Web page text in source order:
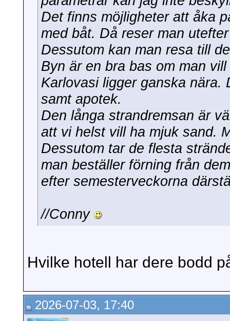
Det finns möjligheter att åka
med båt. Då reser man
Dessutom kan man resa till
Byn är en bra bas om man
Karlovasi ligger ganska
samt apotek.
Den långa strandremsan är
att vi helst vill ha mjuk sand.
Dessutom tar de flesta
man beställer förning från
efter semesterveckorna
//Conny
Hvilke hotell har dere bodd
2026-07-03, 17:40